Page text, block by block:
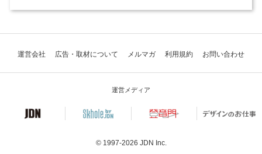
運営会社 広告・取材について メルマガ 利用規約 お問い合わせ
運営メディア
© 1997-2026 JDN Inc.